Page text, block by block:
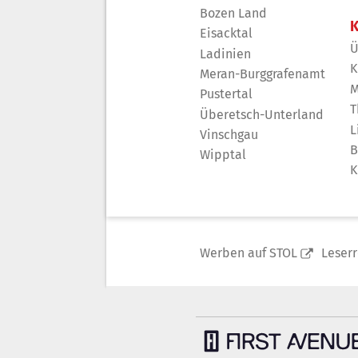
Bozen Land
Eisacktal
Ladinien
Meran-Burggrafenamt
Pustertal
Überetsch-Unterland
Vinschgau
Wipptal
Werben auf STOL